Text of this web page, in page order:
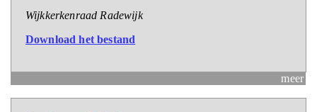
Wijkkerkenraad Radewijk
Download het bestand
meer